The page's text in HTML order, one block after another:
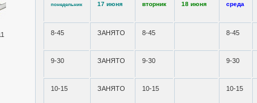
понедельник 17 июня вторник 18 июня среда
8-45 ЗАНЯТО 8-45 8-45
9-30 ЗАНЯТО 9-30 9-30
10-15 ЗАНЯТО 10-15 10-15